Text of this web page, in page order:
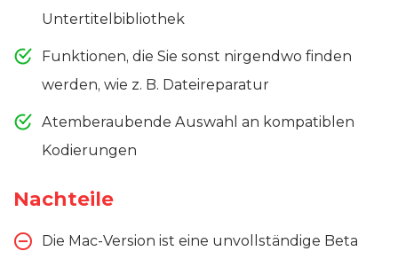
Untertitelbibliothek
Funktionen, die Sie sonst nirgendwo finden
werden, wie z. B. Dateireparatur
Atemberaubende Auswahl an kompatiblen
Kodierungen
Nachteile
Die Mac-Version ist eine unvollständige Beta